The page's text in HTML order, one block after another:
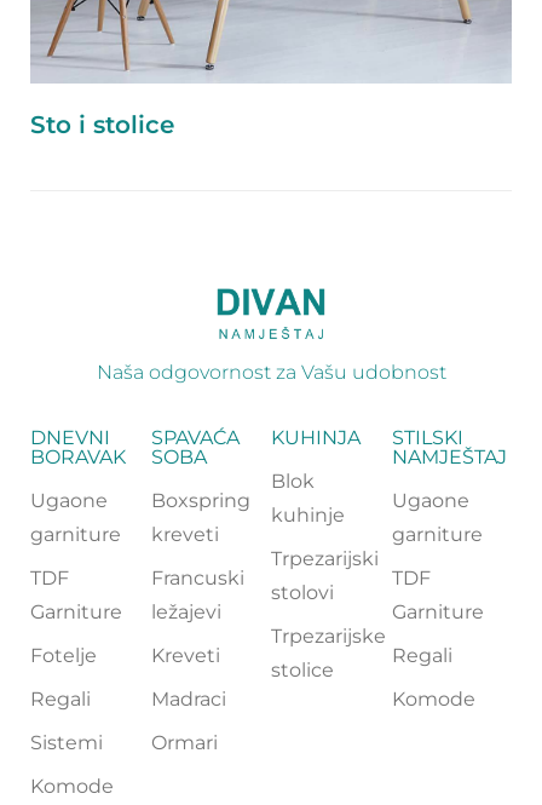
Sto i stolice
Naša odgovornost za Vašu udobnost
DNEVNI
BORAVAK
Ugaone
garniture
TDF
Garniture
Fotelje
Regali
Sistemi
Komode
SPAVAĆA
SOBA
Boxspring
kreveti
Francuski
ležajevi
Kreveti
Madraci
Ormari
KUHINJA
Blok
kuhinje
Trpezarijski
stolovi
Trpezarijske
stolice
STILSKI
NAMJEŠTAJ
Ugaone
garniture
TDF
Garniture
Regali
Komode